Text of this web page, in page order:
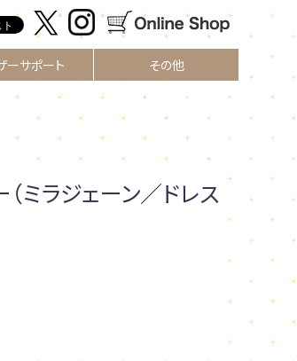
ーサポート その他
ミラジェーン／ドレス